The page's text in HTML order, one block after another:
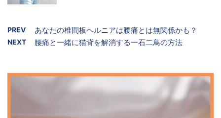
PREV あなたの椎間板ヘルニアは腰痛とは無関係かも？
NEXT 腰痛と一緒に猫背を解消する一石二鳥の方法